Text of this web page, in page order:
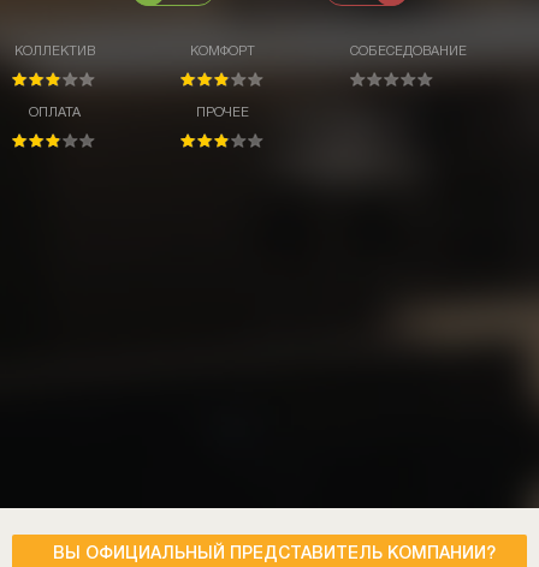
КОЛЛЕКТИВ
ОПЛАТА
КОМФОРТ
ПРОЧЕЕ
СОБЕСЕДОВАНИЕ
ВЫ ОФИЦИАЛЬНЫЙ ПРЕДСТАВИТЕЛЬ КОМПАНИИ?